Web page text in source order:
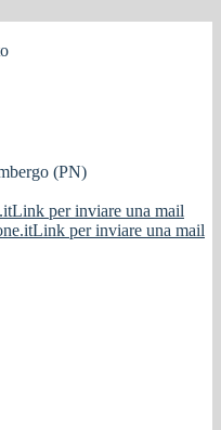
(PN)
Link per inviare una mail
Link per inviare una mail